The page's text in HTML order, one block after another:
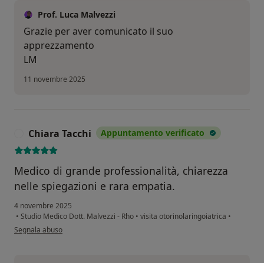
Prof. Luca Malvezzi
Grazie per aver comunicato il suo
apprezzamento
LM
11 novembre 2025
Chiara Tacchi Appuntamento verificato
Medico di grande professionalità, chiarezza
nelle spiegazioni e rara empatia.
4 novembre 2025
• Studio Medico Dott. Malvezzi - Rho • visita otorinolaringoiatrica •
secondo l'opinione dell'utente Chiara Tacchi
Segnala abuso